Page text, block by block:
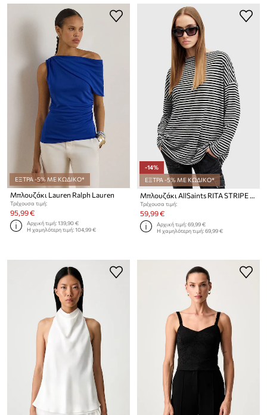
ΕΞΤΡΑ -5% ΜΕ ΚΩΔΙΚΟ*
Μπλουζάκι Lauren Ralph Lauren
Τρέχουσα τιμή:
95,99 €
Αρχική τιμή:139,90 €
Η χαμηλότερη τιμή:104,99 €
-14%
ΕΞΤΡΑ -5% ΜΕ ΚΩΔΙΚΟ*
Μπλουζάκι AllSaints RITA STRIPE TEE
Τρέχουσα τιμή:
59,99 €
Αρχική τιμή:69,99 €
Η χαμηλότερη τιμή:69,99 €